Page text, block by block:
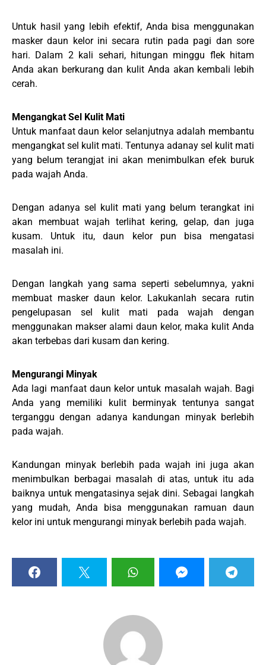
Untuk hasil yang lebih efektif, Anda bisa menggunakan
masker daun kelor ini secara rutin pada pagi dan sore
hari. Dalam 2 kali sehari, hitungan minggu flek hitam
Anda akan berkurang dan kulit Anda akan kembali lebih
cerah.
Mengangkat Sel Kulit Mati
Untuk manfaat daun kelor selanjutnya adalah membantu
mengangkat sel kulit mati. Tentunya adanay sel kulit mati
yang belum terangjat ini akan menimbulkan efek buruk
pada wajah Anda.
Dengan adanya sel kulit mati yang belum terangkat ini
akan membuat wajah terlihat kering, gelap, dan juga
kusam. Untuk itu, daun kelor pun bisa mengatasi
masalah ini.
Dengan langkah yang sama seperti sebelumnya, yakni
membuat masker daun kelor. Lakukanlah secara rutin
pengelupasan sel kulit mati pada wajah dengan
menggunakan makser alami daun kelor, maka kulit Anda
akan terbebas dari kusam dan kering.
Mengurangi Minyak
Ada lagi manfaat daun kelor untuk masalah wajah. Bagi
Anda yang memiliki kulit berminyak tentunya sangat
terganggu dengan adanya kandungan minyak berlebih
pada wajah.
Kandungan minyak berlebih pada wajah ini juga akan
menimbulkan berbagai masalah di atas, untuk itu ada
baiknya untuk mengatasinya sejak dini. Sebagai langkah
yang mudah, Anda bisa menggunakan ramuan daun
kelor ini untuk mengurangi minyak berlebih pada wajah.